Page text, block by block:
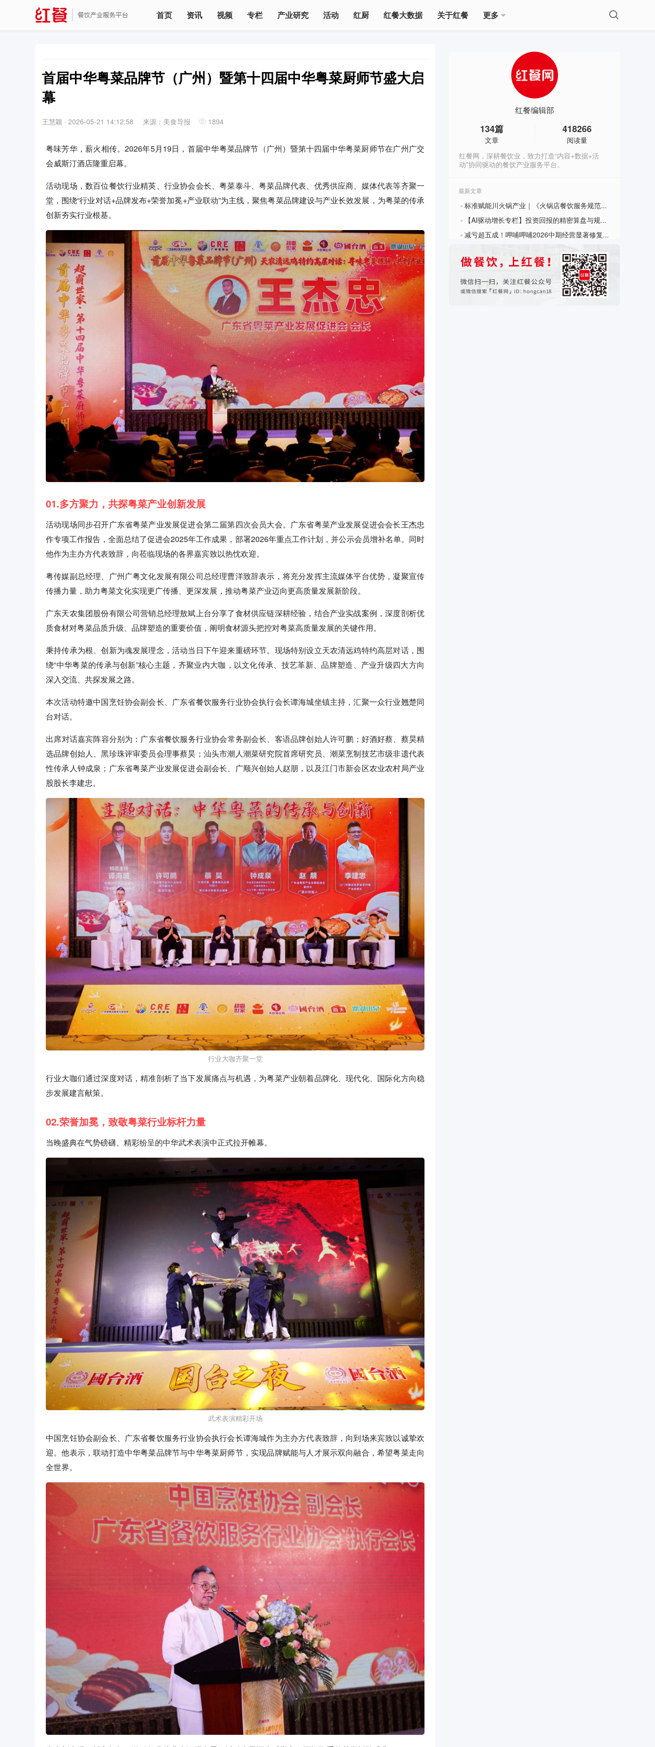
首页 资讯 视频 专栏 产业研究 活动 红厨 红餐大数据 关于红餐 更多
首届中华粤菜品牌节（广州）暨第十四届中华粤菜厨师节盛大启
幕
王慧颖 · 2026-05-21 14:12:58 来源：美食导报 1894
粤味芳华，薪火相传。2026年5月19日，首届中华粤菜品牌节（广州）暨第十四届中华粤菜厨师节在广州广交
会威斯汀酒店隆重启幕。
活动现场，数百位餐饮行业精英、行业协会会长、粤菜泰斗、粤菜品牌代表、优秀供应商、媒体代表等齐聚一
堂，围绕“行业对话+品牌发布+荣誉加冕+产业联动”为主线，聚焦粤菜品牌建设与产业长效发展，为粤菜的传承
创新夯实行业根基。
01.多方聚力，共探粤菜产业创新发展
活动现场同步召开广东省粤菜产业发展促进会第二届第四次会员大会。广东省粤菜产业发展促进会会长王杰忠
作专项工作报告，全面总结了促进会2025年工作成果，部署2026年重点工作计划，并公示会员增补名单。同时
他作为主办方代表致辞，向莅临现场的各界嘉宾致以热忱欢迎。
粤传媒副总经理、广州广粤文化发展有限公司总经理曹洋致辞表示，将充分发挥主流媒体平台优势，凝聚宣传
传播力量，助力粤菜文化实现更广传播、更深发展，推动粤菜产业迈向更高质量发展新阶段。
广东天农集团股份有限公司营销总经理敖斌上台分享了食材供应链深耕经验，结合产业实战案例，深度剖析优
质食材对粤菜品质升级、品牌塑造的重要价值，阐明食材源头把控对粤菜高质量发展的关键作用。
秉持传承为根、创新为魂发展理念，活动当日下午迎来重磅环节。现场特别设立天农清远鸡特约高层对话，围
绕“中华粤菜的传承与创新”核心主题，齐聚业内大咖，以文化传承、技艺革新、品牌塑造、产业升级四大方向
深入交流、共探发展之路。
本次活动特邀中国烹饪协会副会长、广东省餐饮服务行业协会执行会长谭海城坐镇主持，汇聚一众行业翘楚同
台对话。
​​出席对话嘉宾阵容分别为：广东省餐饮服务行业协会常务副会长、客语品牌创始人许可鹏；好酒好蔡、蔡昊精
选品牌创始人、黑珍珠评审委员会理事蔡昊；汕头市潮人潮菜研究院首席研究员、潮菜烹制技艺市级非遗代表
性传承人钟成泉；广东省粤菜产业发展促进会副会长、广顺兴创始人赵朋，以及江门市新会区农业农村局产业
股股长李建忠。
​​​​行业大咖齐聚一堂
行业大咖们通过深度对话，精准剖析了当下发展痛点与机遇，为粤菜产业朝着品牌化、现代化、国际化方向稳
步发展建言献策。
02.荣誉加冕，致敬粤菜行业标杆力量
当晚盛典在气势磅礴、精彩纷呈的中华武术表演中正式拉开帷幕。
​​武术表演精彩开场
中国烹饪协会副会长、广东省餐饮服务行业协会执行会长谭海城作为主办方代表致辞，向到场来宾致以诚挚欢
迎。他表示，联动打造中华粤菜品牌节与中华粤菜厨师节，实现品牌赋能与人才展示双向融合，希望粤菜走向
全世界。
红餐编辑部
134篇
文章
418266
阅读量
红餐网，深耕餐饮业，致力打造“内容+数据+活
动”协同驱动的餐饮产业服务平台。
最新文章
? 标准赋能川火锅产业｜《火锅店餐饮服务规范》团体标准审查会圆满召开
? 【AI驱动增长专栏】投资回报的精密算盘与规模化复制的避坑指南
? 减亏超五成！呷哺呷哺2026中期经营显著修复，全链条改革实现提质增效